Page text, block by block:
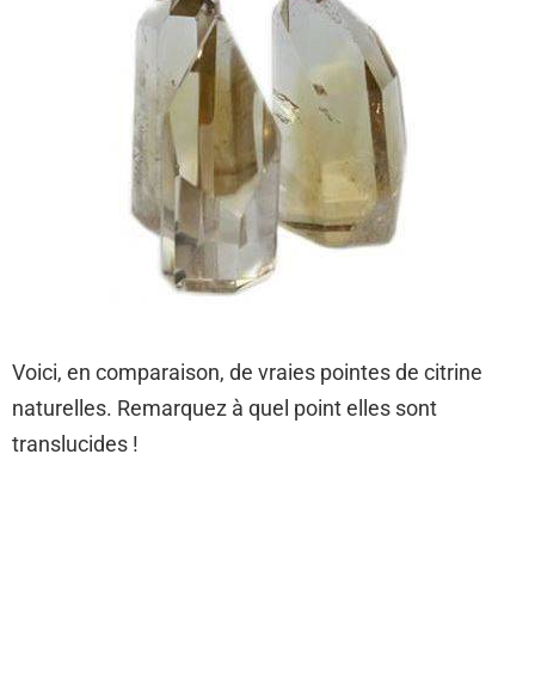
Voici, en comparaison, de vraies pointes de citrine
naturelles. Remarquez à quel point elles sont
translucides !